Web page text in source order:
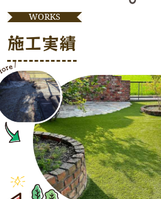
WORKS
施工実績